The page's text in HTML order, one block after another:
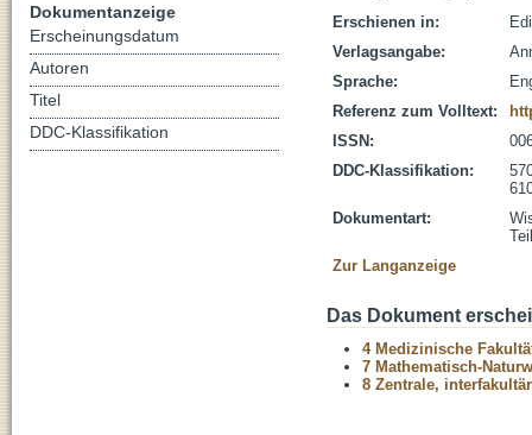
Erschienen in:
Verlagsangabe:
Sprache:
Referenz zum Volltext:
ISSN:
DDC-Klassifikation:
Dokumentart:
Zur Langanzeige
Das Dokument
4 Medizinische
7 Mathematisch-
8 Zentrale,
Dokumentanzeige
Erscheinungsdatum
Autoren
Titel
DDC-Klassifikation